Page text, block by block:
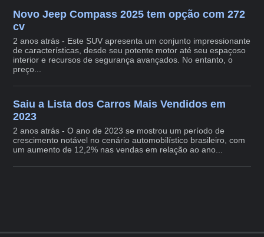
Novo Jeep Compass 2025 tem opção com 272
cv
2 anos atrás - Este SUV apresenta um conjunto impressionante
de características, desde seu potente motor até seu espaçoso
interior e recursos de segurança avançados. No entanto, o
preço...
Saiu a Lista dos Carros Mais Vendidos em
2023
2 anos atrás - O ano de 2023 se mostrou um período de
crescimento notável no cenário automobilístico brasileiro, com
um aumento de 12,2% nas vendas em relação ao ano...